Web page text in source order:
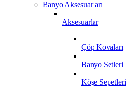
Banyo Aksesuarları
Aksesuarlar
Çöp Kovaları
Banyo Setleri
Köşe Sepetleri